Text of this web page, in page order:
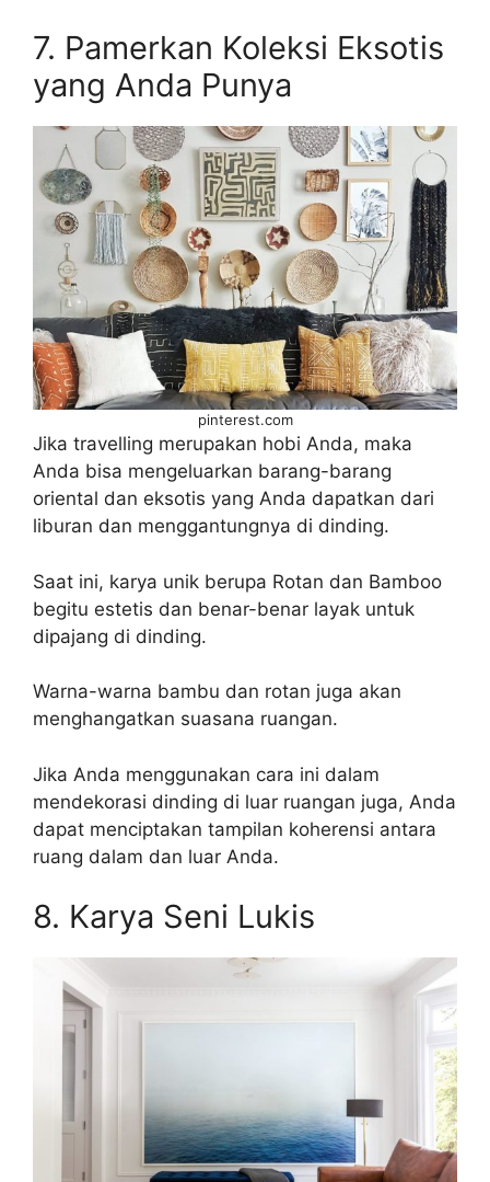
7. Pamerkan Koleksi Eksotis
yang Anda Punya
pinterest.com
Jika travelling merupakan hobi Anda, maka
Anda bisa mengeluarkan barang-barang
oriental dan eksotis yang Anda dapatkan dari
liburan dan menggantungnya di dinding.
Saat ini, karya unik berupa Rotan dan Bamboo
begitu estetis dan benar-benar layak untuk
dipajang di dinding.
Warna-warna bambu dan rotan juga akan
menghangatkan suasana ruangan.
Jika Anda menggunakan cara ini dalam
mendekorasi dinding di luar ruangan juga, Anda
dapat menciptakan tampilan koherensi antara
ruang dalam dan luar Anda.
8. Karya Seni Lukis